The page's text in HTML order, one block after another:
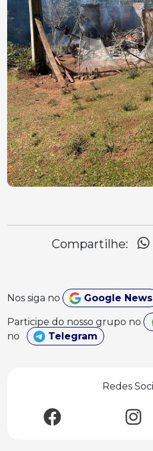
Compartilhe:
Nos siga no Google News
Participe do nosso grupo no
no
Telegram
Redes